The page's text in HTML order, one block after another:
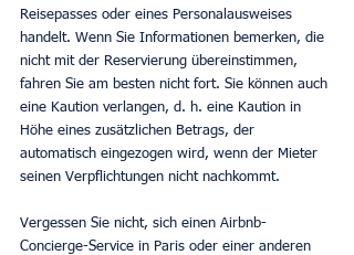
Reisepasses oder eines Personalausweises
handelt. Wenn Sie Informationen bemerken, die
nicht mit der Reservierung übereinstimmen,
fahren Sie am besten nicht fort. Sie können auch
eine Kaution verlangen, d. h. eine Kaution in
Höhe eines zusätzlichen Betrags, der
automatisch eingezogen wird, wenn der Mieter
seinen Verpflichtungen nicht nachkommt.
Vergessen Sie nicht, sich einen Airbnb-
Concierge-Service in Paris oder einer anderen